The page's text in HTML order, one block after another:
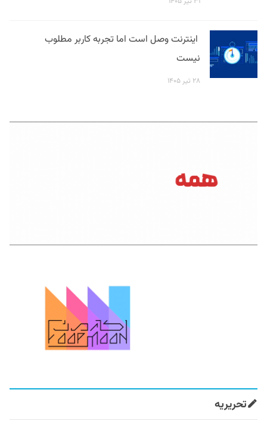
اینترنت وصل است اما تجربه کاربر مطلوب
نیست
۲۸ تیر ۱۴۰۵
تحریریه